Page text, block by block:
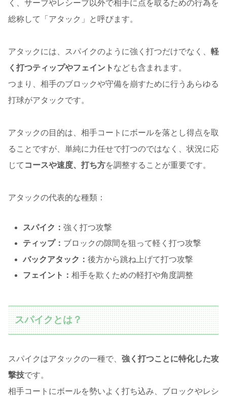
く、サーブやレシーブ以外で相手に点を取るための行為を
総称して「アタック」と呼びます。
アタックには、スパイクのように強く打つだけでなく、 軽
く打つティップやフェイント なども含まれます。
つまり、相手のブロックや守備を崩すために行うあらゆる
打球がアタックです。
アタックの目的は、相手コートにボールを落とし得点を取
ることですが、単純に力任せで打つのではなく、状況に応
じて コースや速度、打ち方を調整することが重要です。
アタックの代表的な種類：
スパイク：強く打つ攻撃
ティップ： ブロックの隙間を狙って軽く打つ攻撃
バックアタック：後方から跳ね上げて打つ攻撃
フェイント：相手を欺くための軽打や角度調整
スパイクとは？
スパイクはアタックの一種で、 強く打つことに特化した攻
撃技です。
相手コートにボールを勢いよく打ち込み、ブロックやレシ